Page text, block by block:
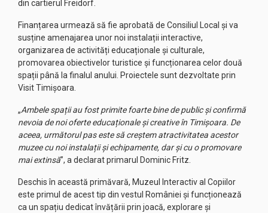
din cartierul Freidorf.
Finanțarea urmează să fie aprobată de Consiliul Local și va
susține amenajarea unor noi instalații interactive,
organizarea de activități educaționale și culturale,
promovarea obiectivelor turistice și funcționarea celor două
spații până la finalul anului. Proiectele sunt dezvoltate prin
Visit Timișoara.
„Ambele spații au fost primite foarte bine de public și confirmă
nevoia de noi oferte educaționale și creative în Timișoara. De
aceea, următorul pas este să creștem atractivitatea acestor
muzee cu noi instalații și echipamente, dar și cu o promovare
mai extinsă”, a declarat primarul Dominic Fritz.
Deschis în această primăvară, Muzeul Interactiv al Copiilor
este primul de acest tip din vestul României și funcționează
ca un spațiu dedicat învățării prin joacă, explorare și